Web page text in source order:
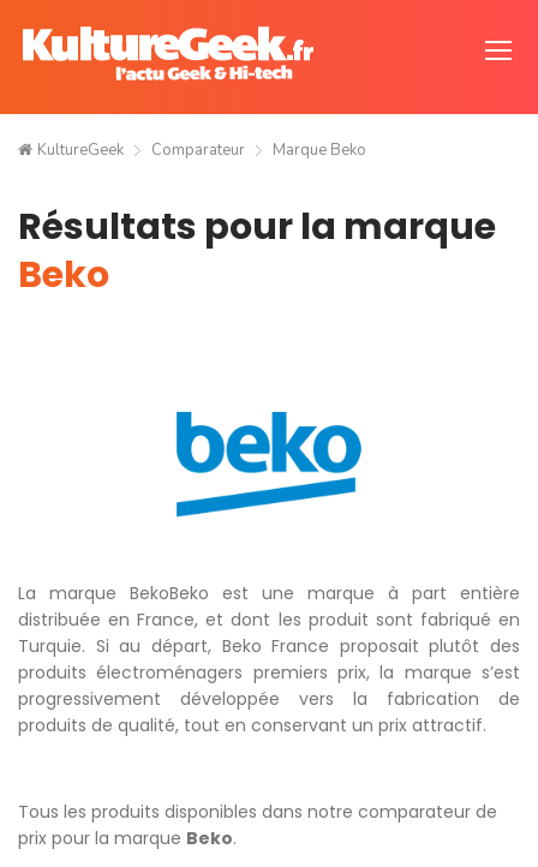
KultureGeek Comparateur Marque Beko
Résultats pour la marque
Beko
La marque BekoBeko est une marque à part entière
distribuée en France, et dont les produit sont fabriqué en
Turquie. Si au départ, Beko France proposait plutôt des
produits électroménagers premiers prix, la marque s’est
progressivement développée vers la fabrication de
produits de qualité, tout en conservant un prix attractif.
Tous les produits disponibles dans notre comparateur de
prix pour la marque Beko.